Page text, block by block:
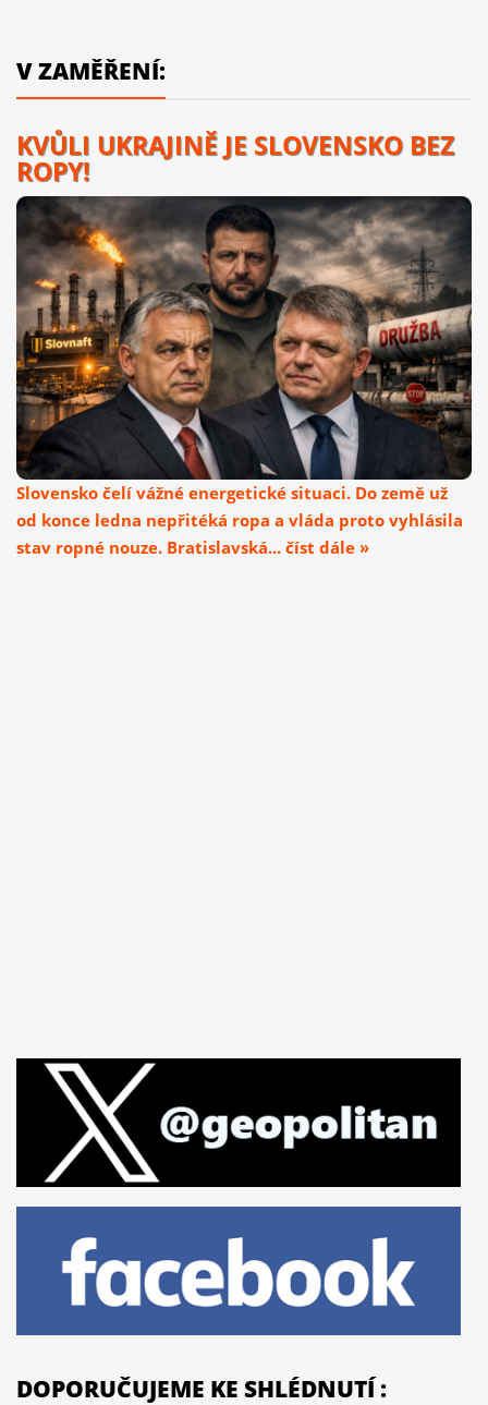
V ZAMĚŘENÍ:
KVŮLI UKRAJINĚ JE SLOVENSKO BEZ
ROPY!
Slovensko čelí vážné energetické situaci. Do země už
od konce ledna nepřitéká ropa a vláda proto vyhlásila
stav ropné nouze. Bratislavská... číst dále »
DOPORUČUJEME KE SHLÉDNUTÍ :